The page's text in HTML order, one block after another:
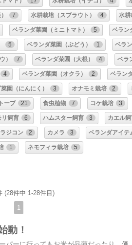
7 水耕栽培（スプラウト） 4 水耕
ベランダ菜園（ミニトマト） 5 ベラン
5 ベランダ菜園（ぶどう） 1 ベラ
） 7 ベランダ菜園（大根） 4 ベラ
4 ベランダ菜園（オクラ） 2 ベラン
園（にんにく） 3 オナモミ栽培 2
ープ 21 食虫植物 7 コケ栽培 3
リ飼育 6 ハムスター飼育 3 カエル
ラジコン 2 カメラ 3 ベランダアイテ
1 ネモフィラ栽培 5
(28件中 1-28件目)
1
動！